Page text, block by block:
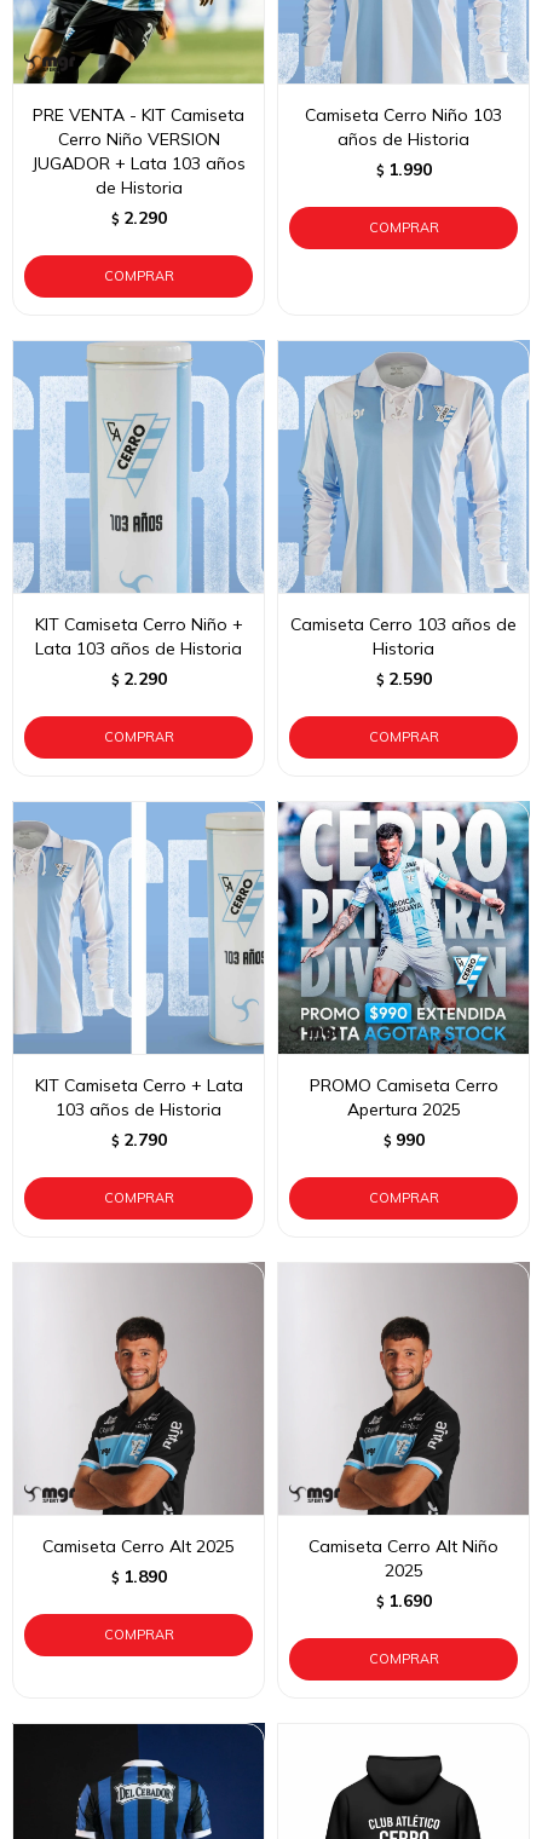
PRE VENTA - KIT Camiseta
Cerro Niño VERSION
JUGADOR + Lata 103 años
de Historia
$ 2.290
Camiseta Cerro Niño 103
años de Historia
$ 1.990
KIT Camiseta Cerro Niño +
Lata 103 años de Historia
$ 2.290
Camiseta Cerro 103 años de
Historia
$ 2.590
KIT Camiseta Cerro + Lata
103 años de Historia
$ 2.790
PROMO Camiseta Cerro
Apertura 2025
$ 990
Camiseta Cerro Alt 2025
$ 1.890
Camiseta Cerro Alt Niño
2025
$ 1.690